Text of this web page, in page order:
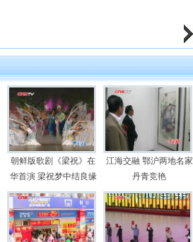
朝鲜版歌剧《梁祝》在
华首演 梁祝梦中结良缘
江海交融 鄂沪两地名家
丹青竞艳